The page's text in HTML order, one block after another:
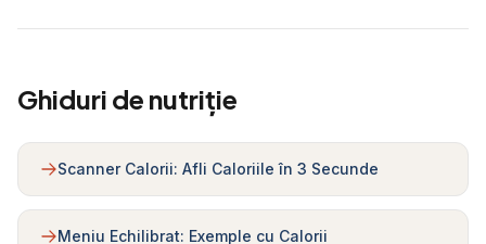
Ghiduri de nutriție
Scanner Calorii: Afli Caloriile în 3 Secunde
Meniu Echilibrat: Exemple cu Calorii